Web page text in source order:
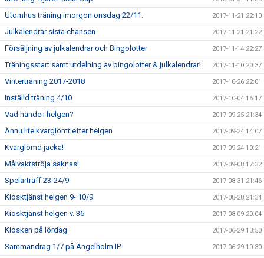
Utomhus träning imorgon onsdag 22/11. 2017-11-21 22:10
Julkalendrar sista chansen 2017-11-21 21:22
Försäljning av julkalendrar och Bingolotter 2017-11-14 22:27
Träningsstart samt utdelning av bingolotter & julkalendrar! 2017-11-10 20:37
Vinterträning 2017-2018 2017-10-26 22:01
Inställd träning 4/10 2017-10-04 16:17
Vad hände i helgen? 2017-09-25 21:34
Ännu lite kvarglömt efter helgen 2017-09-24 14:07
Kvarglömd jacka! 2017-09-24 10:21
Målvaktströja saknas! 2017-09-08 17:32
Spelarträff 23-24/9 2017-08-31 21:46
Kiosktjänst helgen 9- 10/9 2017-08-28 21:34
Kiosktjänst helgen v. 36 2017-08-09 20:04
Kiosken på lördag 2017-06-29 13:50
Sammandrag 1/7 på Ängelholm IP 2017-06-29 10:30